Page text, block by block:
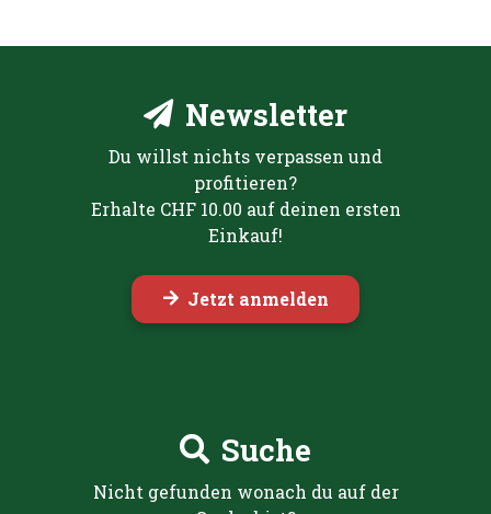
Newsletter
Du willst nichts verpassen und
profitieren?
Erhalte CHF 10.00 auf deinen ersten
Einkauf!
Jetzt anmelden
Suche
Nicht gefunden wonach du auf der